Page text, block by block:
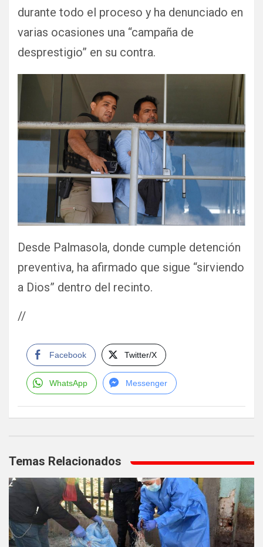
durante todo el proceso y ha denunciado en
varias ocasiones una “campaña de
desprestigio” en su contra.
Desde Palmasola, donde cumple detención
preventiva, ha afirmado que sigue “sirviendo
a Dios” dentro del recinto.
//
Facebook Twitter/X
WhatsApp Messenger
de
entradas
Temas Relacionados